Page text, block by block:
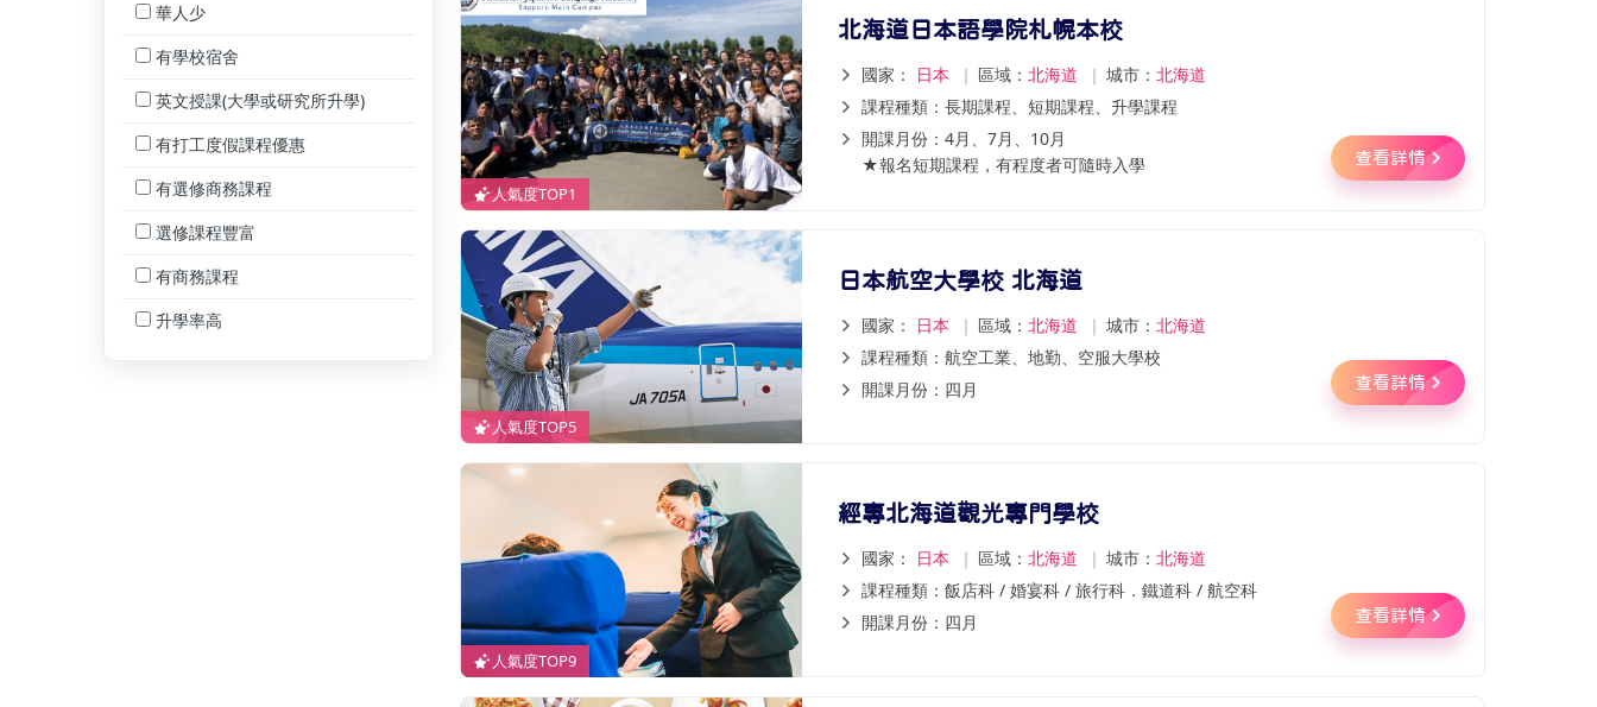
人氣度TOP1
北海道日本語學院札幌本校
國家： 日本 ｜ 區域： 北海道 ｜ 城市： 北海道
課程種類：長期課程、短期課程、升學課程
開課月份：4月、7月、10月
★報名短期課程，有程度者可隨時入學
查看詳情
人氣度TOP5
日本航空大學校 北海道
國家： 日本 ｜ 區域： 北海道 ｜ 城市： 北海道
課程種類：航空工業、地勤、空服大學校
開課月份：四月
查看詳情
人氣度TOP9
經專北海道觀光專門學校
國家： 日本 ｜ 區域： 北海道 ｜ 城市： 北海道
課程種類：飯店科 / 婚宴科 / 旅行科．鐵道科 / 航空科
開課月份：四月
查看詳情
華人少
有學校宿舍
英文授課(大學或研究所升學)
有打工度假課程優惠
有選修商務課程
選修課程豐富
有商務課程
升學率高